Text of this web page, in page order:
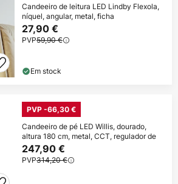
Candeeiro de leitura LED Lindby Flexola,
níquel, angular, metal, ficha
27,90 €
PVP59,90 €
Em stock
PVP -66,30 €
Candeeiro de pé LED Willis, dourado,
altura 180 cm, metal, CCT, regulador de
247,90 €
PVP314,20 €